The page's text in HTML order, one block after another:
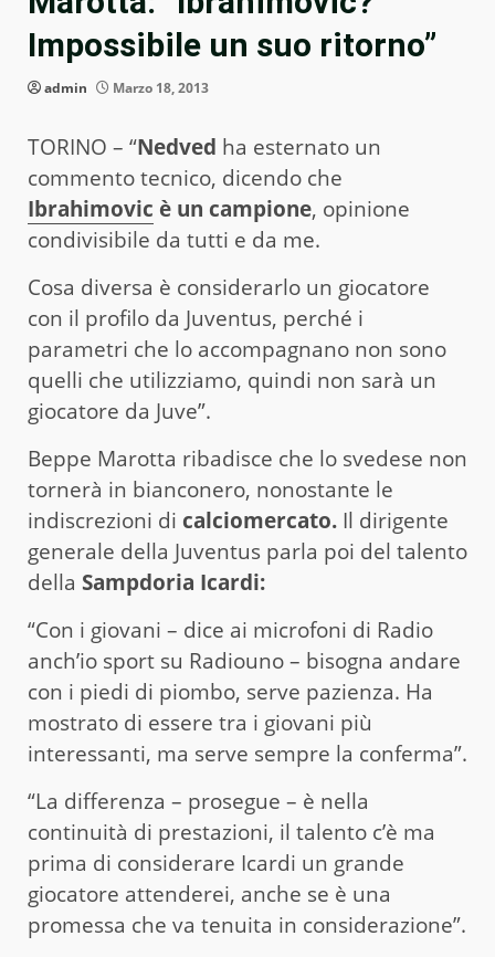
Impossibile un suo ritorno”
admin Marzo 18, 2013
TORINO – “Nedved ha esternato un
commento tecnico, dicendo che
Ibrahimovic è un campione, opinione
condivisibile da tutti e da me.
Cosa diversa è considerarlo un giocatore
con il profilo da Juventus, perché i
parametri che lo accompagnano non sono
quelli che utilizziamo, quindi non sarà un
giocatore da Juve”.
Beppe Marotta ribadisce che lo svedese non
tornerà in bianconero, nonostante le
indiscrezioni di calciomercato. Il dirigente
generale della Juventus parla poi del talento
della Sampdoria Icardi:
“Con i giovani – dice ai microfoni di Radio
anch’io sport su Radiouno – bisogna andare
con i piedi di piombo, serve pazienza. Ha
mostrato di essere tra i giovani più
interessanti, ma serve sempre la conferma”.
“La differenza – prosegue – è nella
continuità di prestazioni, il talento c’è ma
prima di considerare Icardi un grande
giocatore attenderei, anche se è una
promessa che va tenuita in considerazione”.